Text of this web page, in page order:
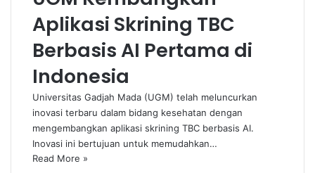
Aplikasi Skrining TBC
Berbasis AI Pertama di
Indonesia
Universitas Gadjah Mada (UGM) telah meluncurkan
inovasi terbaru dalam bidang kesehatan dengan
mengembangkan aplikasi skrining TBC berbasis AI.
Inovasi ini bertujuan untuk memudahkan…
Read More »